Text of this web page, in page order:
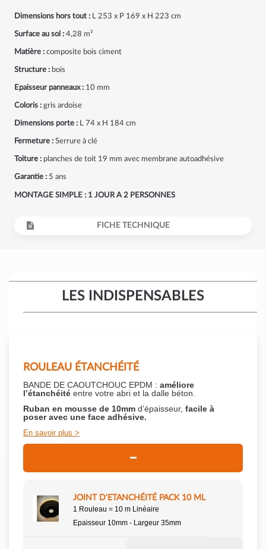
Dimensions hors tout : L 253 x P 169 x H 223 cm
Surface au sol : 4,28 m²
Matière : composite bois ciment
Structure : bois
Epaisseur panneaux : 10 mm
Coloris : gris ardoise
Dimensions porte : L 74 x H 184 cm
Fermeture : Serrure à clé
Toiture : planches de toit 19 mm avec membrane autoadhésive
Garantie : 5 ans
MONTAGE SIMPLE : 1 JOUR A 2 PERSONNES
FICHE TECHNIQUE
LES INDISPENSABLES
ROULEAU ÉTANCHÉITÉ
BANDE DE CAOUTCHOUC EPDM : améliore
l’étanchéité entre votre abri et la dalle béton.
Ruban en mousse de 10mm d’épaisseur, facile à
poser avec une face adhésive.
En savoir plus
JOINT D'ETANCHÉITÉ PACK 10 ML
1 Rouleau = 10 m Linéaire
Epaisseur 10mm - Largeur 35mm